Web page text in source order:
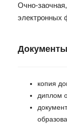
Очно-
электронных
копия
диплом